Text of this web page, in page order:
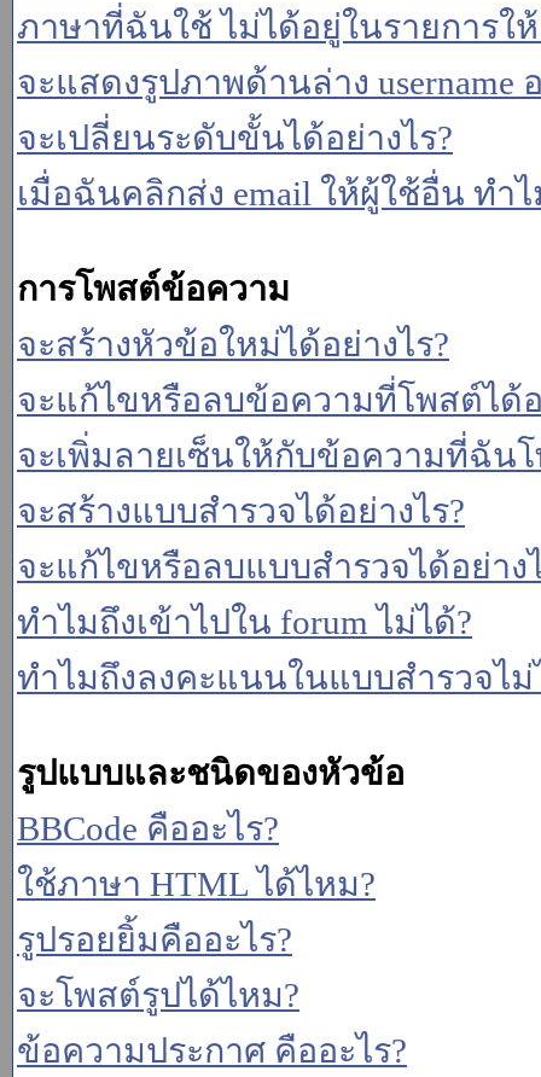
ภาษาที่ฉันใช้ ไม่ได้อยู่ในรายการใ
จะแสดงรูปภาพด้านล่าง username
จะเปลี่ยนระดับขั้นได้อย่างไร?
เมื่อฉันคลิกส่ง email ให้ผู้ใช้อื่น ทำ
การโพสต์ข้อความ
จะสร้างหัวข้อใหม่ได้อย่างไร?
จะแก้ไขหรือลบข้อความที่โพสต์ได้อ
จะเพิ่มลายเซ็นให้กับข้อความที่ฉันโ
จะสร้างแบบสำรวจได้อย่างไร?
จะแก้ไขหรือลบแบบสำรวจได้อย่าง
ทำไมถึงเข้าไปใน forum ไม่ได้?
ทำไมถึงลงคะแนนในแบบสำรวจไม่
รูปแบบและชนิดของหัวข้อ
BBCode คืออะไร?
ใช้ภาษา HTML ได้ไหม?
รูปรอยยิ้มคืออะไร?
จะโพสต์รูปได้ไหม?
ข้อความประกาศ คืออะไร?